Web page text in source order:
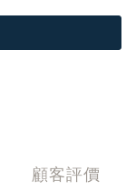
顧客評價